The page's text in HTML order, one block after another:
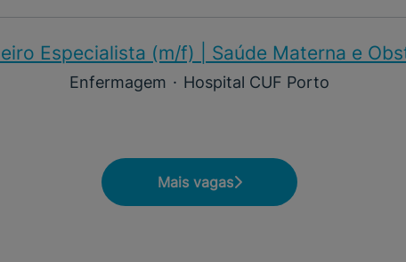
Especialista (m/f)​ | Saúde Materna e
Enfermagem · Hospital CUF Porto
Mais vagas